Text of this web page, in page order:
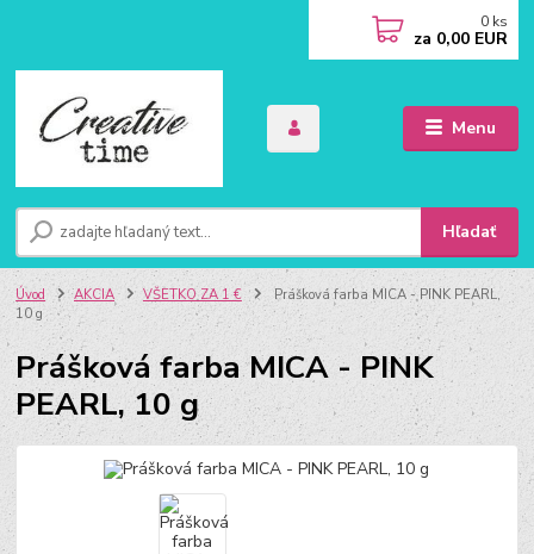
Menu
Hľadať
0 ks
za 0,00 EUR
Úvod AKCIA VŠETKO ZA 1 €
Prášková farba MICA - PINK PEARL,
10 g
Prášková farba MICA - PINK
PEARL, 10 g